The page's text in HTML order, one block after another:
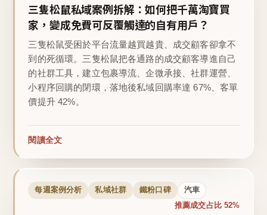
三隻松鼠私域案例拆解：如何把千萬淘寶買
家，變成免費可反覆觸達的自有用戶？
三隻松鼠受困於平台流量越買越貴、成交顧客卻拿不
到的死循環。三隻松鼠把各通路的成交顧客導進自己
的社群工具，建立包裹導流、企微承接、社群運營、
小程序回購的閉環，落地後私域回購率達 67%、客單
價提升 42%。
閱讀全文
每週案例分析 私域社群 鐵粉口碑 汽車
推薦成交占比 52%